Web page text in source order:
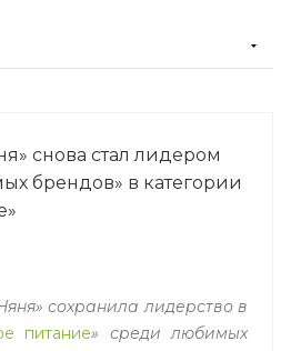
снова стал лидером
брендов» в категории
сохранила лидерство в
питание» среди любимых